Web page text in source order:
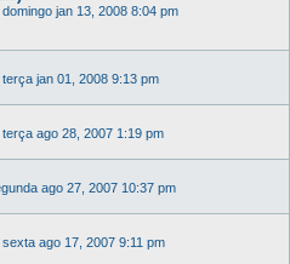
domingo jan 13, 2008 8:04 pm
terça jan 01, 2008 9:13 pm
terça ago 28, 2007 1:19 pm
ago 27, 2007 10:37 pm
sexta ago 17, 2007 9:11 pm